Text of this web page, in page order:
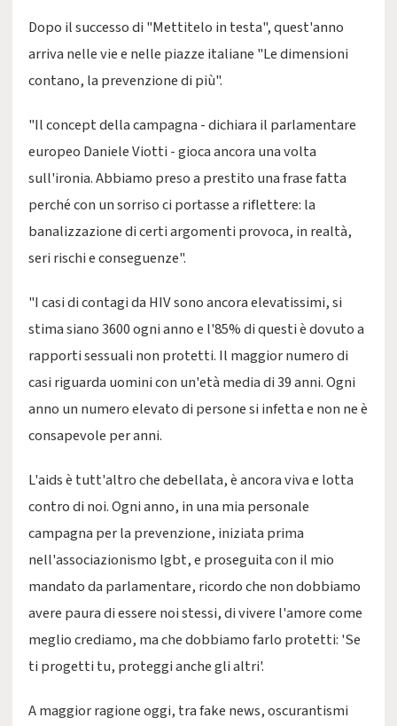
Dopo il successo di "Mettitelo in testa", quest'anno
arriva nelle vie e nelle piazze italiane "Le dimensioni
contano, la prevenzione di più".
"Il concept della campagna - dichiara il parlamentare
europeo Daniele Viotti - gioca ancora una volta
sull'ironia. Abbiamo preso a prestito una frase fatta
perché con un sorriso ci portasse a riflettere: la
banalizzazione di certi argomenti provoca, in realtà,
seri rischi e conseguenze".
"I casi di contagi da HIV sono ancora elevatissimi, si
stima siano 3600 ogni anno e l'85% di questi è dovuto a
rapporti sessuali non protetti. Il maggior numero di
casi riguarda uomini con un'età media di 39 anni. Ogni
anno un numero elevato di persone si infetta e non ne è
consapevole per anni.
L'aids è tutt'altro che debellata, è ancora viva e lotta
contro di noi. Ogni anno, in una mia personale
campagna per la prevenzione, iniziata prima
nell'associazionismo lgbt, e proseguita con il mio
mandato da parlamentare, ricordo che non dobbiamo
avere paura di essere noi stessi, di vivere l'amore come
meglio crediamo, ma che dobbiamo farlo protetti: 'Se
ti progetti tu, proteggi anche gli altri'.
A maggior ragione oggi, tra fake news, oscurantismi